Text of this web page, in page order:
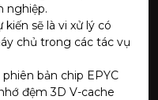
nghiệp.
kiến sẽ là vi xử lý có
chủ trong các tác vụ
phiên bản chip EPYC
đệm 3D V-cache